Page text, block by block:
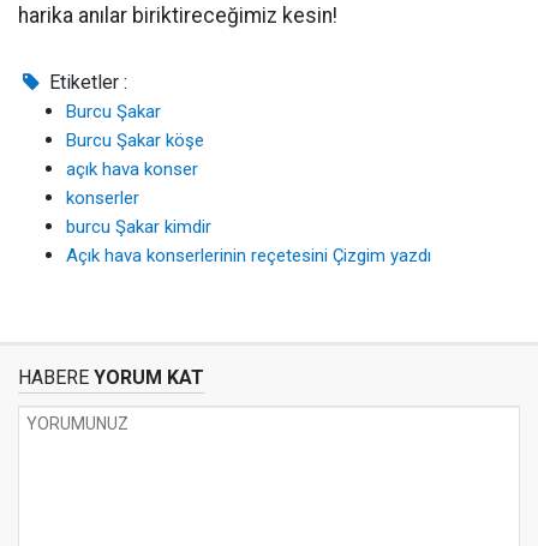
harika anılar biriktireceğimiz kesin!
Etiketler :
Burcu Şakar
Burcu Şakar köşe
açık hava konser
konserler
burcu Şakar kimdir
Açık hava konserlerinin reçetesini Çizgim yazdı
HABERE YORUM KAT